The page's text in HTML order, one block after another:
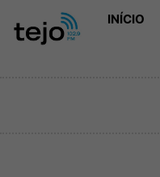
INÍCIO